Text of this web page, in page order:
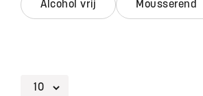
alcohol vrij mousserend